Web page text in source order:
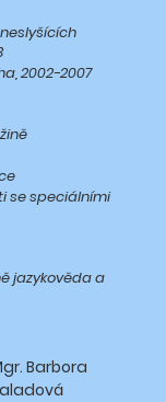
2002-2007
se speciálními
jazykověda a
Barbora